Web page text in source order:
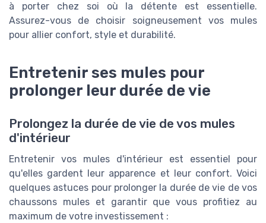
à porter chez soi où la détente est essentielle.
Assurez-vous de choisir soigneusement vos mules
pour allier confort, style et durabilité.
Entretenir ses mules pour
prolonger leur durée de vie
Prolongez la durée de vie de vos mules
d'intérieur
Entretenir vos mules d'intérieur est essentiel pour
qu'elles gardent leur apparence et leur confort. Voici
quelques astuces pour prolonger la durée de vie de vos
chaussons mules et garantir que vous profitiez au
maximum de votre investissement :